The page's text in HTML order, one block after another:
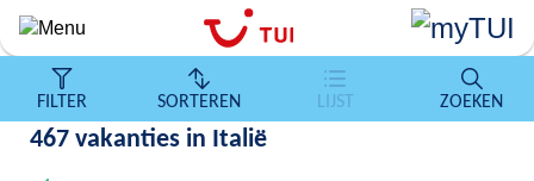
Overslaan
en
algemene
inhoud
FILTER SORTEREN LIJST ZOEKEN
467 vakanties in Italië